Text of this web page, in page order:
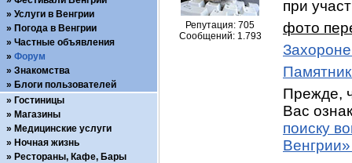
Репутация: 705
Сообщений: 1.793
при
фото
Прежде,
Вас
поиску
Услуги в Венгрии
Погода в Венгрии
Частные объявления
Форум
Знакомства
Блоги пользователей
Гостиницы
Магазины
Медицинские услуги
Ночная жизнь
Рестораны, Кафе, Бары